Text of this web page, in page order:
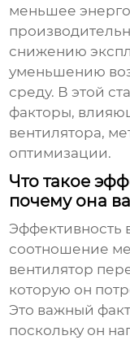
меньшее
снижению
уменьшению
среду. В этой
факторы,
вентилятора,
оптимизации.
Что такое
почему она
Эффективность
соотношение
вентилятор
которую он
Это важный
поскольку он